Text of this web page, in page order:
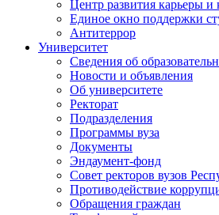
Центр развития карьеры и
Единое окно поддержки
Антитеррор
Университет
Сведения об
Новости и объявления
Об университете
Ректорат
Подразделения
Программы вуза
Документы
Эндаумент-фонд
Совет ректоров вузов
Противодействие
Обращения граждан